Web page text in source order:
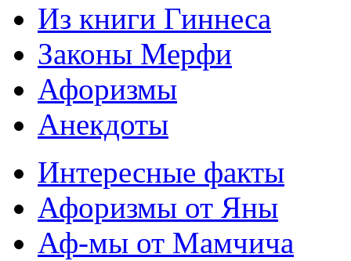
Из книги Гиннеса
Законы Мерфи
Афоризмы
Анекдоты
Интересные факты
Афоризмы от Яны
Аф-мы от Мамчича